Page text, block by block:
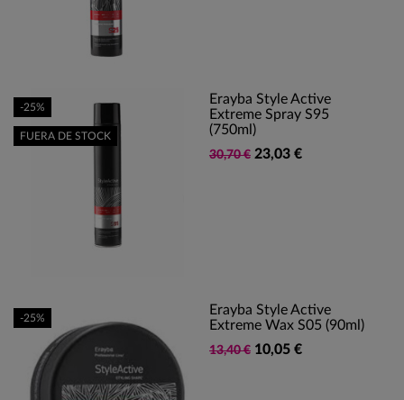
Erayba Style Active
Extreme Spray S95
(750ml)
30,70 € 23,03 €
-25%
FUERA DE STOCK
Erayba Style Active
Extreme Wax S05 (90ml)
13,40 € 10,05 €
-25%